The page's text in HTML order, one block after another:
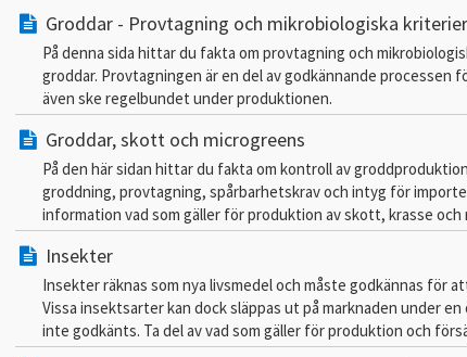
Groddar - Provtagning och mikrobiologiska kriterier
På denna sida hittar du fakta om provtagning och
groddar. Provtagningen är en del av godkännande processen
även ske regelbundet under produktionen.
Groddar, skott och microgreens
På den här sidan hittar du fakta om kontroll av
groddning, provtagning, spårbarhetskrav och intyg för
information vad som gäller för produktion av skott, krasse och
Insekter
Insekter räknas som nya livsmedel och måste godkännas för
Vissa insektsarter kan dock släppas ut på marknaden under
inte godkänts. Ta del av vad som gäller för produktion och